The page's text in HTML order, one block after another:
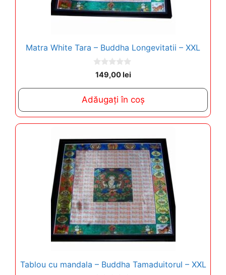
Matra White Tara – Buddha Longevitatii – XXL
0
o
o
5
149,00 lei
Adăugați în coș
Tablou cu mandala – Buddha Tamaduitorul – XXL